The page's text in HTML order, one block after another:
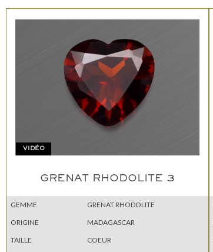
VIDÉO
GRENAT RHODOLITE 3
GEMME
GRENAT RHODOLITE
ORIGINE
MADAGASCAR
TAILLE
COEUR